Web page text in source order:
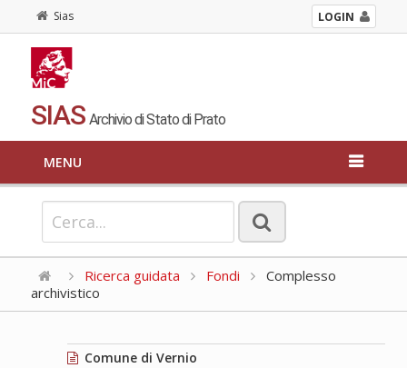
Sias LOGIN
SIAS Archivio di Stato di Prato
MENU
Ricerca guidata Fondi
Complesso
archivistico
Comune di Vernio